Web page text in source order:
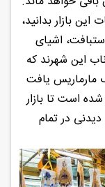
بازار بدانید،
اشیای
این شهرند که
مارماریس یافت
است تا بازار
در تمام